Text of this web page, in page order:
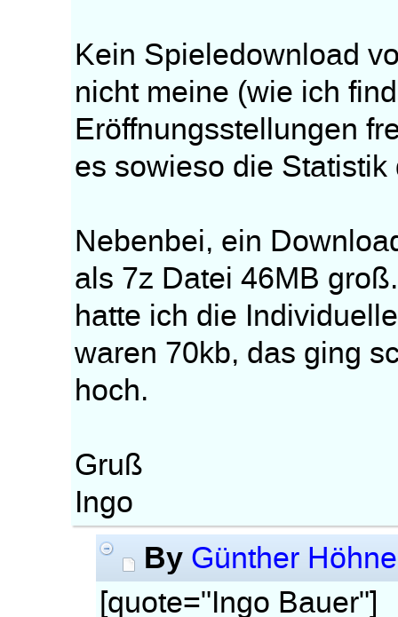
Kein Spieledownload
nicht meine (wie ich
Eröffnungsstellungen
es sowieso die
Nebenbei, ein
als 7z Datei 46MB
hatte ich die
waren 70kb, das ging
hoch.
Gruß
Ingo
By Günther Höhne
[quote="Ingo Bauer"]